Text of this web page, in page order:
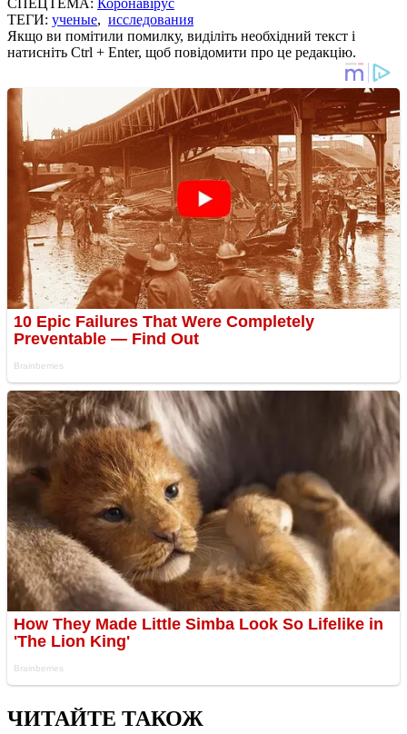
ТЕГИ: ученые, исследования
Якщо ви помітили помилку, виділіть необхідний текст і
натисніть Ctrl + Enter, щоб повідомити про це редакцію.
ЧИТАЙТЕ ТАКОЖ